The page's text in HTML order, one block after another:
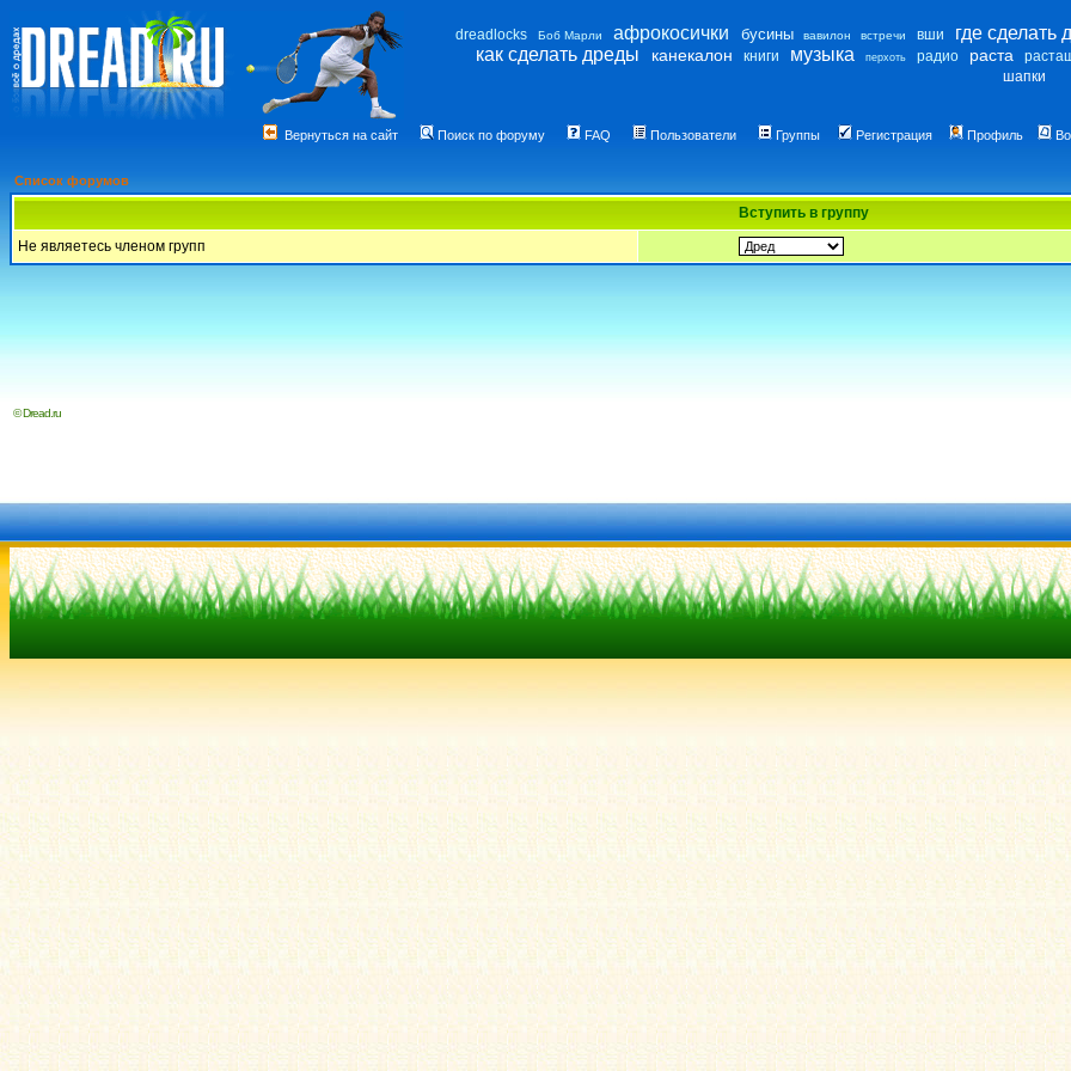
dreadlocks Боб Марли афрокосички бусины вавилон встречи вши
где сделать
как сделать дреды
канекалон книги музыка перхоть радио раста
шапки
Вернуться на сайт Поиск по форуму FAQ Пользователи Группы Регистрация Профиль
Список форумов
Вступить в группу
Не являетесь членом групп
© Dread.ru